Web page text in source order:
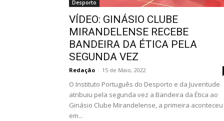
Desporto
VÍDEO: GINÁSIO CLUBE
MIRANDELENSE RECEBE
BANDEIRA DA ÉTICA PELA
SEGUNDA VEZ
Redação - 15 de Maio, 2022
O Instituto Português do Desporto e da Juventude
atribuiu pela segunda vez a Bandeira da Ética ao
Ginásio Clube Mirandelense, a primeira aconteceu
em...